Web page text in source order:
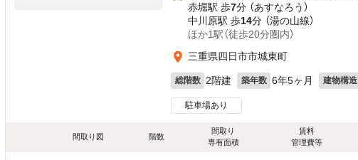
赤堀駅 歩7分 （あすなろう）
中川原駅 歩14分 （湯の山線）
ほか1駅（徒歩20分圏内）
三重県四日市市城東町
総階数 2階建 築年数 6年5ヶ月 建物構造
駐車場あり
間取り図 階数
間取り
専有面積
賃料
管理費等